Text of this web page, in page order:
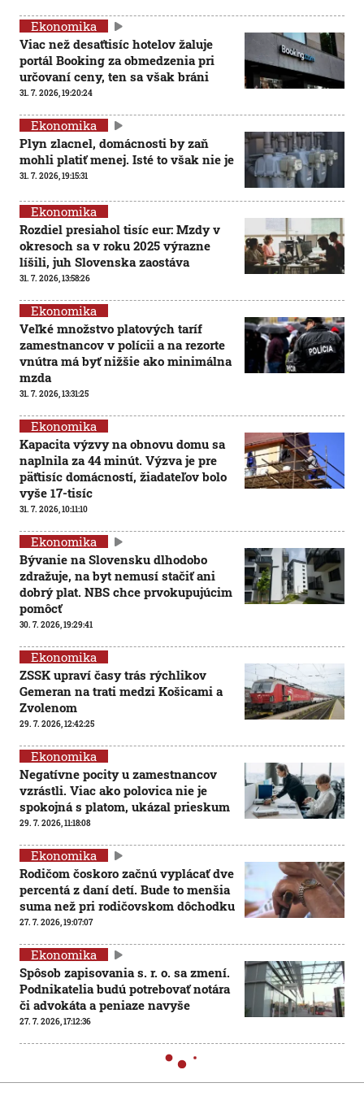
Ekonomika
Viac než desaťtisíc hotelov žaluje
portál Booking za obmedzenia pri
určovaní ceny, ten sa však bráni
31. 7. 2026, 19:20:24
Ekonomika
Plyn zlacnel, domácnosti by zaň
mohli platiť menej. Isté to však nie je
31. 7. 2026, 19:15:31
Ekonomika
Rozdiel presiahol tisíc eur: Mzdy v
okresoch sa v roku 2025 výrazne
líšili, juh Slovenska zaostáva
31. 7. 2026, 13:58:26
Ekonomika
Veľké množstvo platových taríf
zamestnancov v polícii a na rezorte
vnútra má byť nižšie ako minimálna
mzda
31. 7. 2026, 13:31:25
Ekonomika
Kapacita výzvy na obnovu domu sa
naplnila za 44 minút. Výzva je pre
päťtisíc domácností, žiadateľov bolo
vyše 17-tisíc
31. 7. 2026, 10:11:10
Ekonomika
Bývanie na Slovensku dlhodobo
zdražuje, na byt nemusí stačiť ani
dobrý plat. NBS chce prvokupujúcim
pomôcť
30. 7. 2026, 19:29:41
Ekonomika
ZSSK upraví časy trás rýchlikov
Gemeran na trati medzi Košicami a
Zvolenom
29. 7. 2026, 12:42:25
Ekonomika
Negatívne pocity u zamestnancov
vzrástli. Viac ako polovica nie je
spokojná s platom, ukázal prieskum
29. 7. 2026, 11:18:08
Ekonomika
Rodičom čoskoro začnú vyplácať dve
percentá z daní detí. Bude to menšia
suma než pri rodičovskom dôchodku
27. 7. 2026, 19:07:07
Ekonomika
Spôsob zapisovania s. r. o. sa zmení.
Podnikatelia budú potrebovať notára
či advokáta a peniaze navyše
27. 7. 2026, 17:12:36